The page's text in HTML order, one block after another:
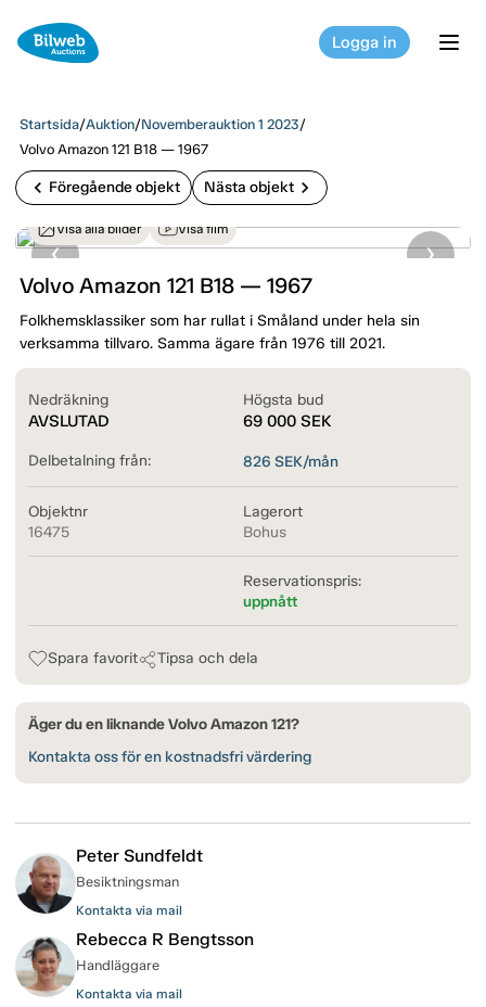
Logga in
Startsida/Auktion/Novemberauktion 1 2023/
Volvo Amazon 121 B18 — 1967
chevron_left Föregående objekt Nästa objekt chevron_right
Visa alla bilder Visa film
Volvo Amazon 121 B18 — 1967
Folkhemsklassiker som har rullat i Småland under hela sin
verksamma tillvaro. Samma ägare från 1976 till 2021.
Nedräkning
AVSLUTAD
Högsta bud
69 000 SEK
Delbetalning från: 826 SEK/mån
Objektnr
16475
Lagerort
Bohus
Reservationspris:
uppnått
Spara favorit Tipsa och dela
Äger du en liknande Volvo Amazon 121?
Kontakta oss för en kostnadsfri värdering
Peter Sundfeldt
Besiktningsman
Kontakta via mail
Rebecca R Bengtsson
Handläggare
Kontakta via mail